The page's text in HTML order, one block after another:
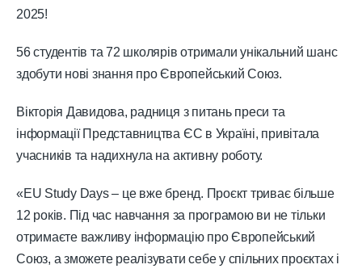
2025!
56 студентів та 72 школярів отримали унікальний шанс
здобути нові знання про Європейський Союз.
Вікторія Давидова, радниця з питань преси та
інформації Представництва ЄС в Україні, привітала
учасників та надихнула на активну роботу.
«EU Study Days – це вже бренд. Проєкт триває більше
12 років. Під час навчання за програмою ви не тільки
отримаєте важливу інформацію про Європейський
Союз, а зможете реалізувати себе у спільних проєктах і